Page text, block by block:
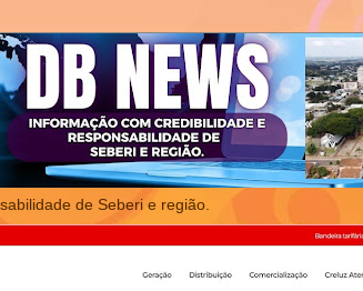
de Seberi e região.